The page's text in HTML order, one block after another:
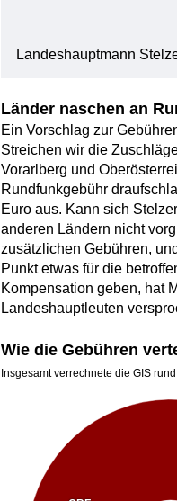
Landeshauptmann
Länder naschen an
Ein Vorschlag zur
Streichen wir die
Vorarlberg und
Rundfunkgebühr
Euro aus. Kann sich
anderen Ländern nicht
zusätzlichen Gebühren,
Punkt etwas für die
Kompensation geben, hat
Landeshauptleuten
Wie die Gebühren